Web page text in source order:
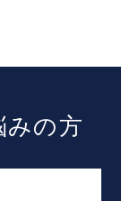
みの方